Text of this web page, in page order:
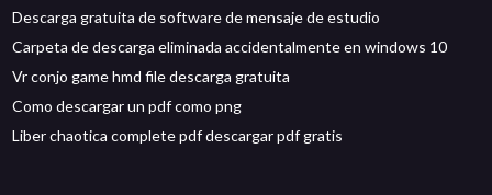
Descarga gratuita de software de mensaje de estudio
Carpeta de descarga eliminada accidentalmente en windows 10
Vr conjo game hmd file descarga gratuita
Como descargar un pdf como png
Liber chaotica complete pdf descargar pdf gratis